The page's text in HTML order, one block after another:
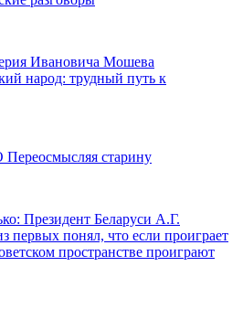
Ивановича Мошева
народ: трудный путь к
старину
Президент Беларуси А.Г.
первых понял, что если проиграет
пространстве проиграют